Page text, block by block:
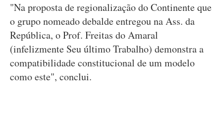
"Na proposta de regionalização do Continente que
o grupo nomeado debalde entregou na Ass. da
República, o Prof. Freitas do Amaral
(infelizmente Seu último Trabalho) demonstra a
compatibilidade constitucional de um modelo
como este", conclui.